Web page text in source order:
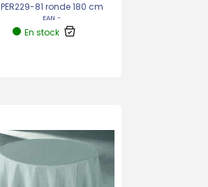
PER229-81 ronde 180 cm
EAN -
En stock